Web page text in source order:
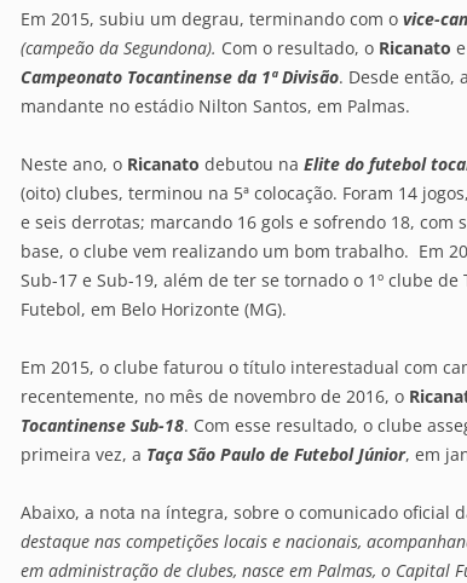
Em 2015, subiu um degrau, terminando com o vice-
(campeão da Segundona). Com o resultado, o Ricanato
Campeonato Tocantinense da 1ª Divisão. Desde então,
mandante no estádio Nilton Santos, em Palmas.
Neste ano, o Ricanato debutou na Elite do futebol
(oito) clubes, terminou na 5ª colocação. Foram 14
e seis derrotas; marcando 16 gols e sofrendo 18, com
base, o clube vem realizando um bom trabalho. Em
Sub-17 e Sub-19, além de ter se tornado o 1º clube
Futebol, em Belo Horizonte (MG).
Em 2015, o clube faturou o título interestadual com
recentemente, no mês de novembro de 2016, o
Tocantinense Sub-18. Com esse resultado, o clube
primeira vez, a Taça São Paulo de Futebol Júnior, em
Abaixo, a nota na íntegra, sobre o comunicado oficial
destaque nas competições locais e nacionais,
em administração de clubes, nasce em Palmas, o Capital